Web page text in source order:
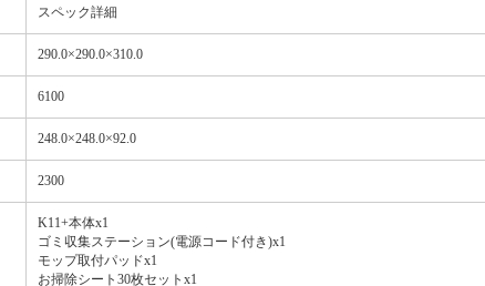
スペック詳細
290.0×290.0×310.0
6100
248.0×248.0×92.0
2300
K11+本体x1
ゴミ収集ステーション(電源コード付き)x1
モップ取付パッドx1
お掃除シート30枚セットx1